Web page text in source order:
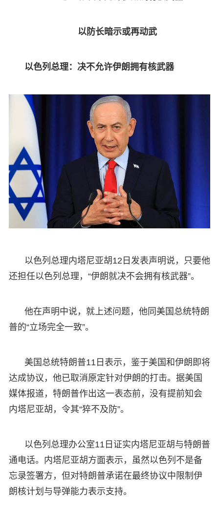
以防长暗示或再动武
以色列总理：决不允许伊朗拥有核武器
以色列总理内塔尼亚胡12日发表声明说，只要他
还担任以色列总理，“伊朗就决不会拥有核武器”。
他在声明中说，就上述问题，他同美国总统特朗
普的“立场完全一致”。
美国总统特朗普11日表示，鉴于美国和伊朗即将
达成协议，他已取消原定针对伊朗的打击。据美国
媒体报道，特朗普作出这一表态前，没有提前知会
内塔尼亚胡，令其“猝不及防”。
以色列总理办公室11日证实内塔尼亚胡与特朗普
通电话。内塔尼亚胡方面表示，虽然以色列不是备
忘录签署方，但对特朗普承诺在最终协议中限制伊
朗核计划与导弹能力表示支持。